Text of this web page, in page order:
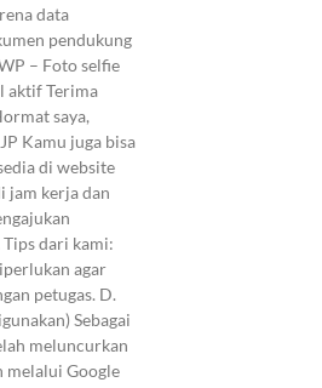
data
pendukung
– Foto selfie
aktif Terima
saya,
Kamu juga bisa
di website
jam kerja dan
dari kami:
agar
petugas. D.
Sebagai
meluncurkan
melalui Google